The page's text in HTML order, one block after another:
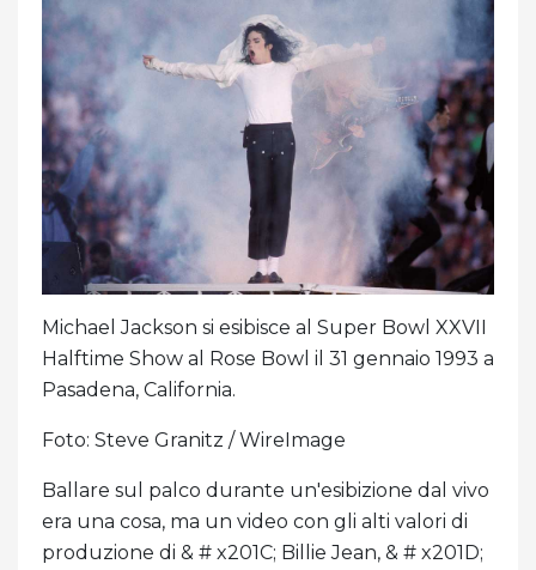
Michael Jackson si esibisce al Super Bowl XXVII
Halftime Show al Rose Bowl il 31 gennaio 1993 a
Pasadena, California.
Foto: Steve Granitz / WireImage
Ballare sul palco durante un'esibizione dal vivo
era una cosa, ma un video con gli alti valori di
produzione di & # x201C; Billie Jean, & # x201D;